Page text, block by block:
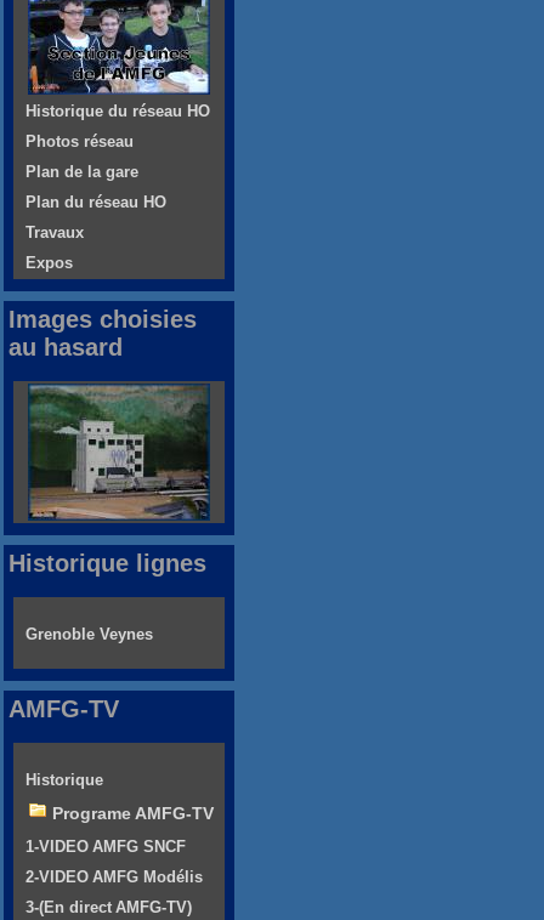
Historique du réseau HO
Photos réseau
Plan de la gare
Plan du réseau HO
Travaux
Expos
Images choisies
au hasard
Historique lignes
Grenoble Veynes
AMFG-TV
Historique
Programe AMFG-TV
1-VIDEO AMFG SNCF
2-VIDEO AMFG Modélis
3-(En direct AMFG-TV)